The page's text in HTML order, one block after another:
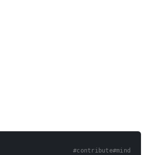
#contribute#mind